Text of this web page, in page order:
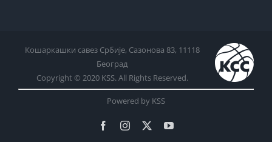
Кошаркашки савез Србије, Сазонова 83, 11118
Београд
Copyright © 2020 KSS. All Rights Reserved.
Powered by KSS
FacebookInstagram YouTube